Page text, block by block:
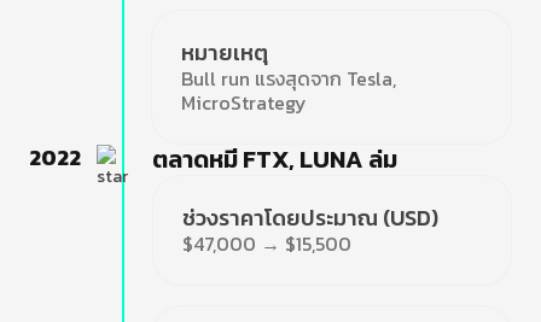
หมายเหตุ
Bull run แรงสุดจาก Tesla,
MicroStrategy
2022 ตลาดหมี FTX, LUNA ล่ม
ช่วงราคาโดยประมาณ (USD)
$47,000 → $15,500